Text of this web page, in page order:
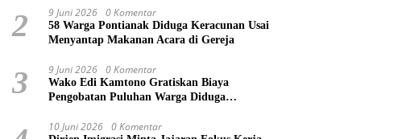
2 9 Juni 2026 0 Komentar
58 Warga Pontianak Diduga Keracunan Usai
Menyantap Makanan Acara di Gereja
3 9 Juni 2026 0 Komentar
Wako Edi Kamtono Gratiskan Biaya
Pengobatan Puluhan Warga Diduga
10 Juni 2026 0 Komentar